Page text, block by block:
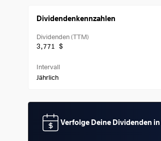
Dividendenkennzahlen
Dividenden (TTM)
3,771 $
Intervall
Jährlich
Verfolge Deine Dividenden